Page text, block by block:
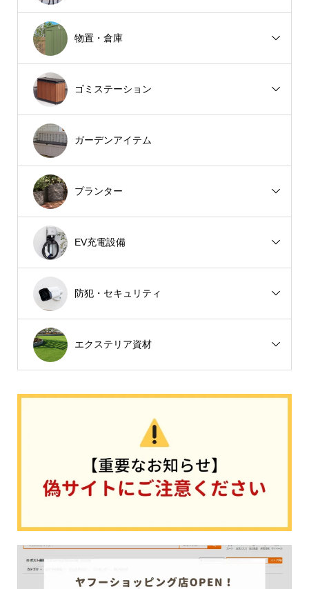
物置・倉庫
ゴミステーション
ガーデンアイテム
プランター
EV充電設備
防犯・セキュリティ
エクステリア資材